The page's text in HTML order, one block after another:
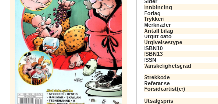
Sider
Innbinding
Forlag
Trykkeri
Merknader
Antall bilag
Utgitt dato
Utgivelsestype
ISBN10
ISBN13
ISSN
Vanskelighetsgrad
Strekkode
Referanse
Forsideartist(er)
Utsalgspris